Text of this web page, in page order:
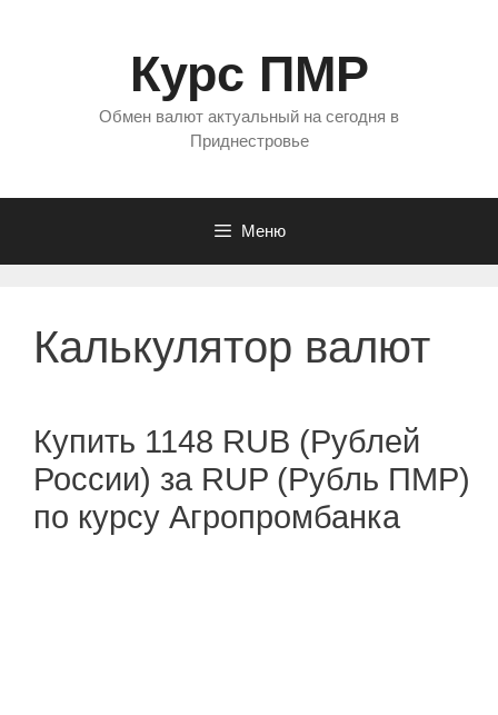
Курс ПМР
Обмен валют актуальный на сегодня в
Приднестровье
Меню
Калькулятор валют
Купить 1148 RUB (Рублей
России) за RUP (Рубль ПМР)
по курсу Агропромбанка